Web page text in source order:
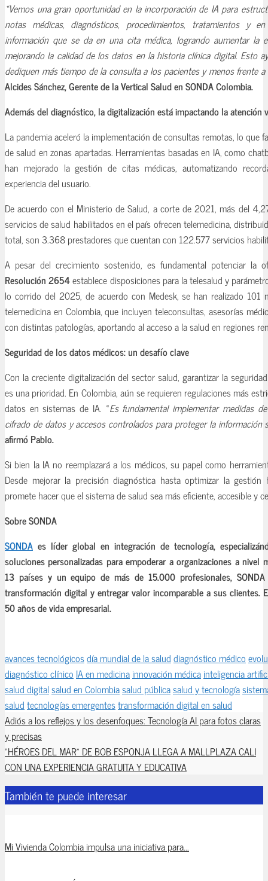
«Vemos una gran oportunidad en la incorporación de IA para
notas médicas, diagnósticos, procedimientos, tratamientos y
información que se da en una cita médica, logrando aumentar la
mejorando la calidad de los datos en la historia clínica digital. Esto
dediquen más tiempo de la consulta a los pacientes y menos frente a
Alcides Sánchez, Gerente de la Vertical Salud en SONDA Colombia.
Además del diagnóstico, la digitalización está impactando la atención
La pandemia aceleró la implementación de consultas remotas, lo que
de salud en zonas apartadas. Herramientas basadas en IA, como
han mejorado la gestión de citas médicas, automatizando
experiencia del usuario.
De acuerdo con el Ministerio de Salud, a corte de 2021, más del
servicios de salud habilitados en el país ofrecen telemedicina,
total, son 3.368 prestadores que cuentan con 122.577 servicios
A pesar del crecimiento sostenido, es fundamental potenciar la
Resolución 2654establece disposiciones para la telesalud y
lo corrido del 2025, de acuerdo con Medesk, se han realizado 101
telemedicina en Colombia, que incluyen teleconsultas, asesorías
con distintas patologías, aportando al acceso a la salud en regiones
Seguridad de los datos médicos: un desafío clave
Con la creciente digitalización del sector salud, garantizar la
es una prioridad. En Colombia, aún se requieren regulaciones más
datos en sistemas de IA. «Es fundamental implementar medidas
cifrado de datos y accesos controlados para proteger la información
afirmó Pablo.
Si bien la IA no reemplazará a los médicos, su papel como
Desde mejorar la precisión diagnóstica hasta optimizar la gestión
promete hacer que el sistema de salud sea más eficiente, accesible y
Sobre SONDA
SONDA es líder global en integración de tecnología,
soluciones personalizadas para empoderar a organizaciones a nivel
13 países y un equipo de más de 15.000 profesionales,
transformación digital y entregar valor incomparable a sus clientes.
50 años de vida empresarial.
avances tecnológicosdía mundial de la saluddiagnóstico médico
diagnóstico clínico IA en medicinainnovación médicainteligencia
salud digitalsalud en Colombiasalud públicasalud y tecnología
saludtecnologías emergentestransformación digital en salud
Adiós a los reflejos y los desenfoques: Tecnología AI para fotos claras
y precisas
“HÉROES DEL MAR” DE BOB ESPONJA LLEGA A MALLPLAZA CALI
CON UNA EXPERIENCIA GRATUITA Y EDUCATIVA
También te puede interesar
Mi Vivienda Colombia impulsa una iniciativa para...